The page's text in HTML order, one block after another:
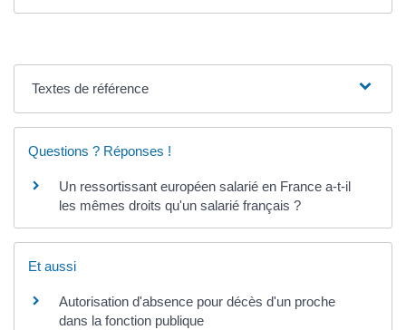
Textes de référence
Questions ? Réponses !
Un ressortissant européen salarié en France a-t-il
les mêmes droits qu'un salarié français ?
Et aussi
Autorisation d'absence pour décès d'un proche
dans la fonction publique